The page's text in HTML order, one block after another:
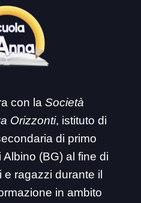
con la Società
Orizzonti, istituto di
di primo
(BG) al fine di
e ragazzi durante il
in ambito